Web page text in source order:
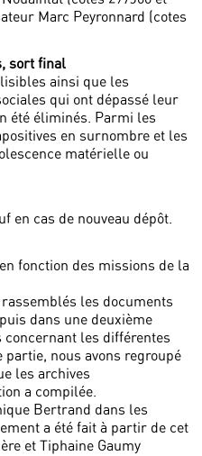
Marc Peyronnard (cotes
sort final
ainsi que les
qui ont dépassé leur
été éliminés. Parmi les
en surnombre et les
matérielle ou
en cas de nouveau dépôt.
fonction des missions de la
les documents
dans une deuxième
les différentes
nous avons regroupé
les archives
a compilée.
Bertrand dans les
a été fait à partir de cet
et Tiphaine Gaumy